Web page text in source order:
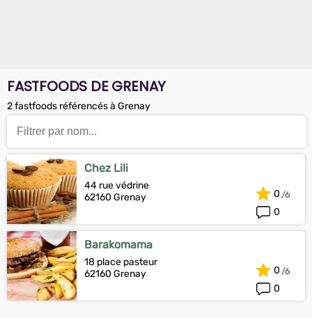
FASTFOODS DE GRENAY
2 fastfoods référencés à Grenay
Chez Lili
44 rue védrine
62160 Grenay
0
0
Barakomama
18 place pasteur
62160 Grenay
0
0